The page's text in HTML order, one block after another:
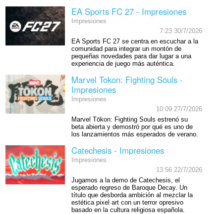
EA Sports FC 27 - Impresiones
Impresiones
7:23 30/7/2026
EA Sports FC 27 se centra en escuchar a la
comunidad para integrar un montón de
pequeñas novedades para dar lugar a una
experiencia de juego más auténtica.
Marvel Tokon: Fighting Souls -
Impresiones
Impresiones
10:09 27/7/2026
Marvel Tōkon: Fighting Souls estrenó su
beta abierta y demostró por qué es uno de
los lanzamientos más esperados de verano.
Catechesis - Impresiones
Impresiones
13:56 22/7/2026
Jugamos a la demo de Catechesis, el
esperado regreso de Baroque Decay. Un
título que desborda ambición al mezclar la
estética pixel art con un terror opresivo
basado en la cultura religiosa española.